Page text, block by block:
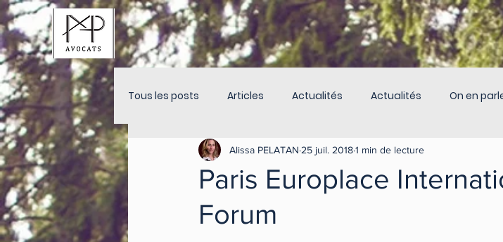
Tous les posts Articles Actualités Actualités On en
Paris Europlace
Forum
Alissa PELATAN 25 juil. 20181 min de lecture